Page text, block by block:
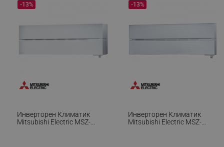
Инверторен Климатик
Mitsubishi Electric MSZ-
-13%
Инверторен Климатик
Mitsubishi Electric MSZ-
-13%